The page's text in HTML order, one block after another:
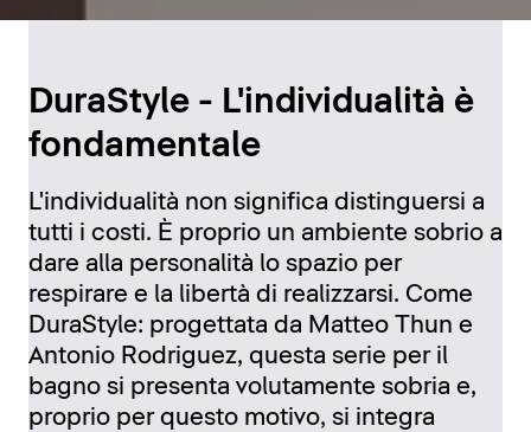
DuraStyle - L'individualità è
fondamentale
L'individualità non significa distinguersi a
tutti i costi. È proprio un ambiente sobrio a
dare alla personalità lo spazio per
respirare e la libertà di realizzarsi. Come
DuraStyle: progettata da Matteo Thun e
Antonio Rodriguez, questa serie per il
bagno si presenta volutamente sobria e,
proprio per questo motivo, si integra